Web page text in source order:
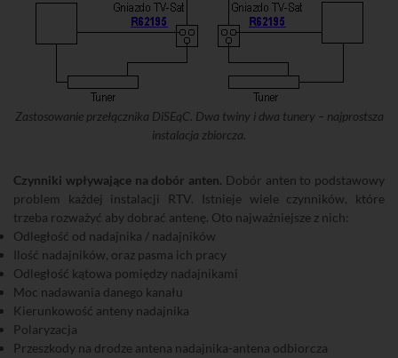
Zastosowanie przełącznika DiSEqC. Dwa twiny i dwa tunery – najprostsza
instalacja zbiorcza.
Czynniki wpływające na dobór anten. Dobór anten to podstawowy
problem każdej instalacji RTV. Istnieje wiele czynników, które
trzeba rozważyć aby dobrać antenę. Oto najważniejsze z nich:
Odległość od nadajnika / nadajników
Ilość nadajników, oraz pasma ich pracy
Odległość kątowa pomiędzy nadajnikami
Moc nadawania danego kanału
Kierunkowość anteny nadajnika
Polaryzacja
Przeszkody na drodze antena nadajnika-antena odbiorcza